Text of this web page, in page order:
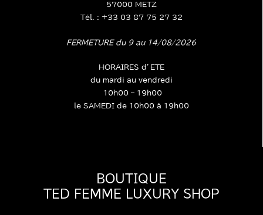
57000 METZ
Tél. : +33 03 87 75 27 32
FERMETURE du 9 au 14/08/2026
HORAIRES d’ETE
du mardi au vendredi
10h00 – 19h00
le SAMEDI de 10h00 à 19h00
BOUTIQUE
TED FEMME LUXURY SHOP